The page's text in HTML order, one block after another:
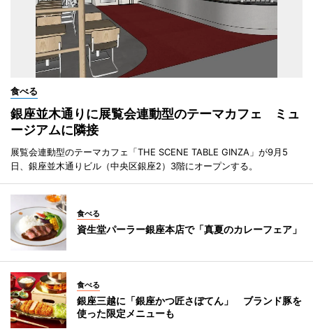
食べる
銀座並木通りに展覧会連動型のテーマカフェ ミュ
ージアムに隣接
展覧会連動型のテーマカフェ「THE SCENE TABLE GINZA」が9月5
日、銀座並木通りビル（中央区銀座2）3階にオープンする。
食べる
資生堂パーラー銀座本店で「真夏のカレーフェア」
食べる
銀座三越に「銀座かつ匠さぼてん」 ブランド豚を
使った限定メニューも